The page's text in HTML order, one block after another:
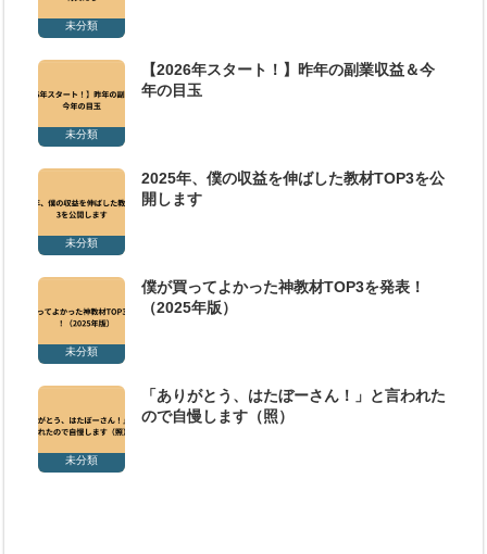
未分類
未分類
【2026年スタート！】昨年の副業収益＆今
年の目玉
未分類
2025年、僕の収益を伸ばした教材TOP3を公
開します
未分類
僕が買ってよかった神教材TOP3を発表！
（2025年版）
未分類
「ありがとう、はたぼーさん！」と言われた
ので自慢します（照）